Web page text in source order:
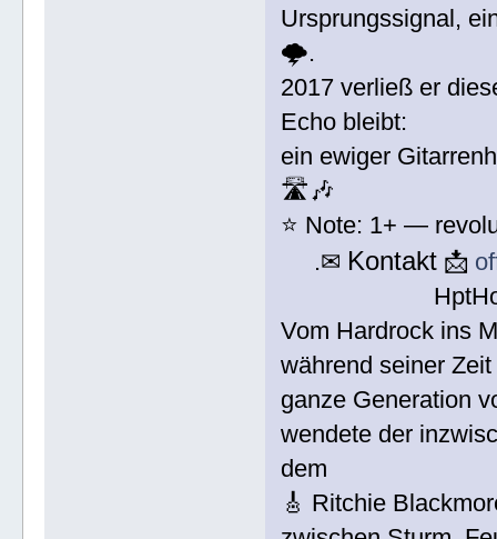
Ursprungssignal,
🌩️.
2017 verließ er
Echo bleibt:
ein ewiger
🛣️🎶
⭐ Note: 1+ —
.✉ Kontakt 📩
Vom Hardrock ins
während seiner
ganze Generation
wendete der
dem
🎸 Ritchie